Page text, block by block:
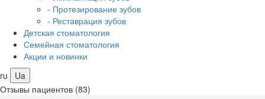
- Протезирование зубов
- Реставрация зубов
Детская стоматология
Семейная стоматология
Акции и новинки
ru
Ua
Отзывы пациентов (83)